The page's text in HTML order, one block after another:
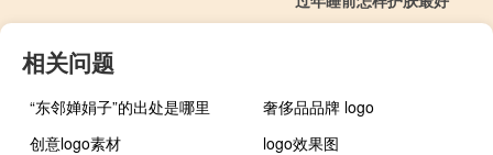
相关问题
“东邻婵娟子”的出处是哪里
奢侈品品牌 logo
创意logo素材
logo效果图